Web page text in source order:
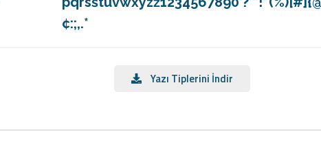
¢:;,.*
Yazı Tiplerini İndir